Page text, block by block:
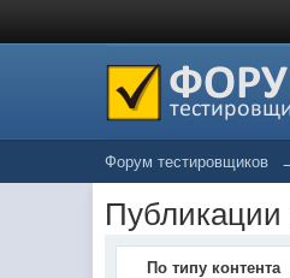
Форум тестировщиков
Публикации
По типу контента